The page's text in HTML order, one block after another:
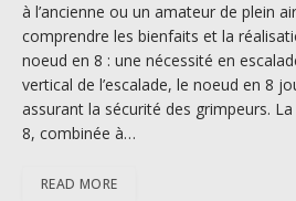
à l’ancienne ou un amateur de plein
comprendre les bienfaits et la
noeud en 8 : une nécessité en
vertical de l’escalade, le noeud en 8
assurant la sécurité des grimpeurs.
8, combinée à…
READ MORE